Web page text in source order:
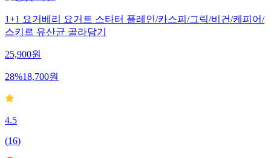
1+1 요거베리 요거트 스타터 플레인/카스피/그릭/비건/케피어/
스키르 유산균 골라담기
25,900원
28%18,700원
4.5
(16)